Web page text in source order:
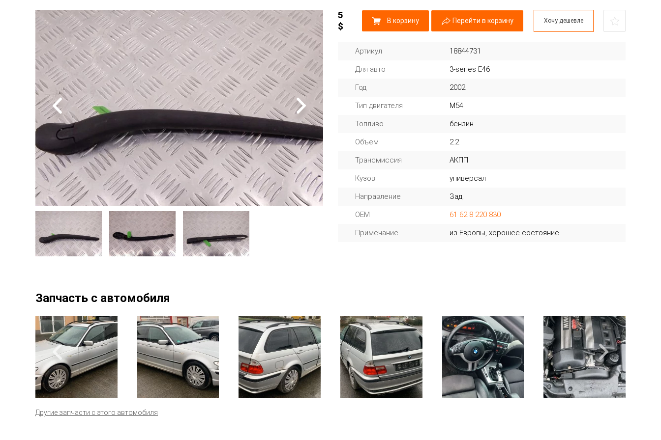
5
$
В корзину Перейти в корзину Хочу дешевле
Артикул 18844731
Для авто 3-series E46
Год 2002
Тип двигателя M54
Топливо бензин
Объем 2.2
Трансмиссия АКПП
Кузов универсал
Направление Зад.
OEM 61 62 8 220 830
Примечание из Европы, хорошее состояние
Запчасть с автомобиля
Другие запчасти с этого автомобиля